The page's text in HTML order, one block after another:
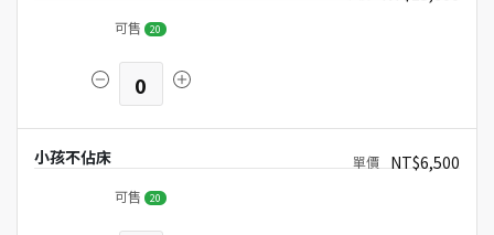
可售 20
0
小孩不佔床 NT$6,500
可售 20